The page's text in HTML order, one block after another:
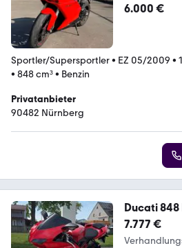
6.000 €
Sportler/Supersportler• EZ 05/2009 •
• 848 cm³• Benzin
Privatanbieter
90482 Nürnberg
Ducati 848
7.777 €